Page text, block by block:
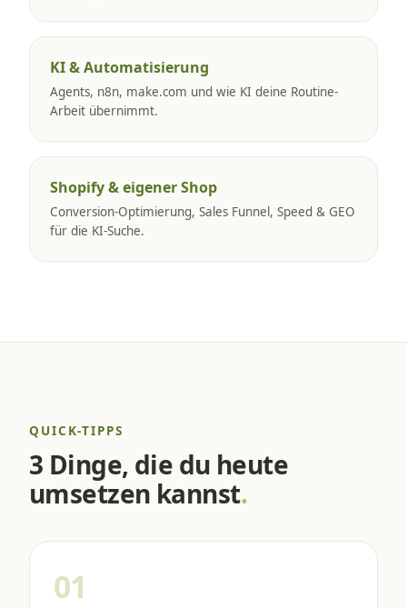
KI & Automatisierung
Agents, n8n, make.com und wie KI deine Routine-
Arbeit übernimmt.
Shopify & eigener Shop
Conversion-Optimierung, Sales Funnel, Speed & GEO
für die KI-Suche.
QUICK-TIPPS
3 Dinge, die du heute
umsetzen kannst.
01